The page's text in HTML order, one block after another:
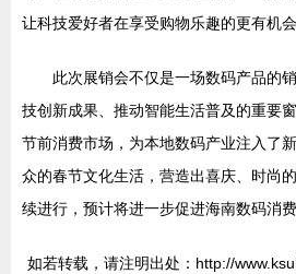
让科技爱好者在享受购物乐趣的更有机
此次展销会不仅是一场数码产品的
技创新成果、推动智能生活普及的重要
节前消费市场，为本地数码产业注入了
众的春节文化生活，营造出喜庆、时尚
续进行，预计将进一步促进海南数码消
如若转载，请注明出处：http://